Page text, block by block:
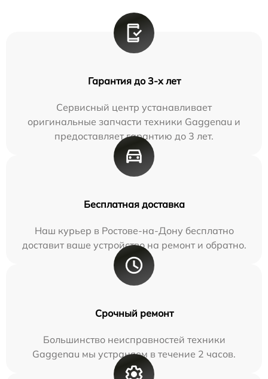
Гарантия до 3-х лет
Сервисный центр устанавливает
оригинальные запчасти техники Gaggenau и
предоставляет гарантию до 3 лет.
Бесплатная доставка
Наш курьер в Ростове-на-Дону бесплатно
доставит ваше устройство на ремонт и обратно.
Срочный ремонт
Большинство неисправностей техники
Gaggenau мы устраняем в течение 2 часов.